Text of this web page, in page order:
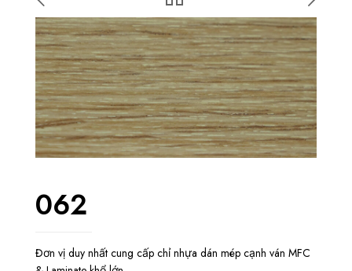
062
Đơn vị duy nhất cung cấp chỉ nhựa dán mép cạnh ván MFC